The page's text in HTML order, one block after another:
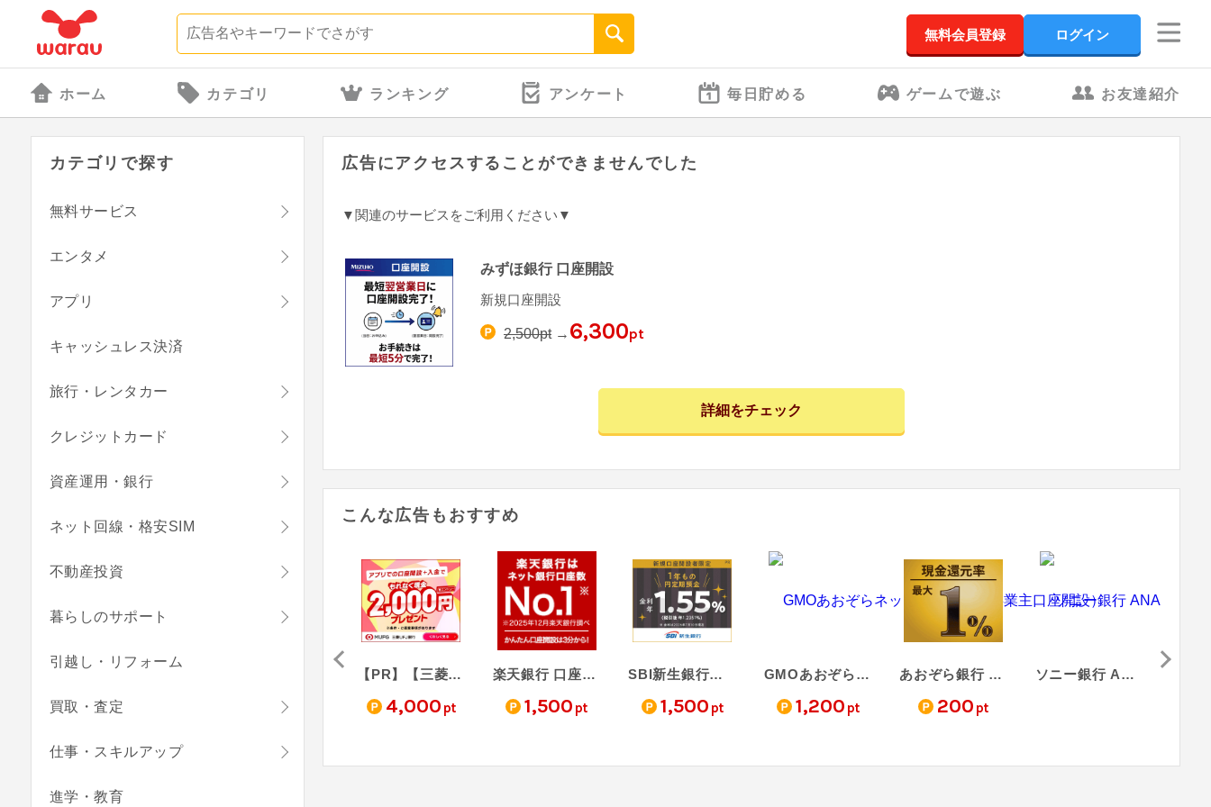
無料会員登録 ログイン
ホーム カテゴリ ランキング アンケート 毎日貯める ゲームで遊ぶ お友達紹介
広告にアクセスすることができませんでした
▼関連のサービスをご利用ください▼
みずほ銀行 口座開設
新規口座開設
2,500pt→ 6,300pt
詳細をチェック
こんな広告もおすすめ
4,000 4,000
【PR】【三菱ＵＦＪ銀行】普通預金口座開設
4,000 pt
楽天銀行 口座開設
1,500 pt
SBI新生銀行（口座開設）
1,500 pt
GMOあおぞらネット銀行（個人事業主口座開設）
1,200 pt
あおぞら銀行 あおぞらキャッシュカード・プラス
200 pt
ソニー銀行 ANAマイレージクラブ / Sony Bank WALLET(Visaデビットカード)
カテゴリで探す
無料サービス
エンタメ
アプリ
キャッシュレス決済
旅行・レンタカー
クレジットカード
資産運用・銀行
ネット回線・格安SIM
不動産投資
暮らしのサポート
引越し・リフォーム
買取・査定
仕事・スキルアップ
進学・教育